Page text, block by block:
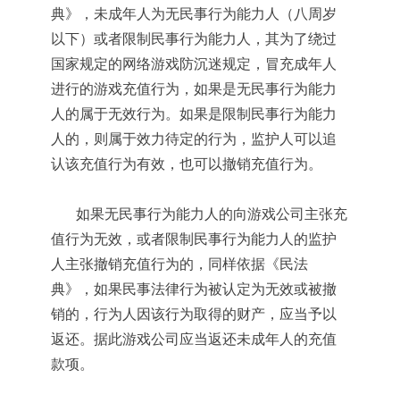
典》，未成年人为无民事行为能力人（八周岁
以下）或者限制民事行为能力人，其为了绕过
国家规定的网络游戏防沉迷规定，冒充成年人
进行的游戏充值行为，如果是无民事行为能力
人的属于无效行为。如果是限制民事行为能力
人的，则属于效力待定的行为，监护人可以追
认该充值行为有效，也可以撤销充值行为。
如果无民事行为能力人的向游戏公司主张充
值行为无效，或者限制民事行为能力人的监护
人主张撤销充值行为的，同样依据《民法
典》，如果民事法律行为被认定为无效或被撤
销的，行为人因该行为取得的财产，应当予以
返还。据此游戏公司应当返还未成年人的充值
款项。